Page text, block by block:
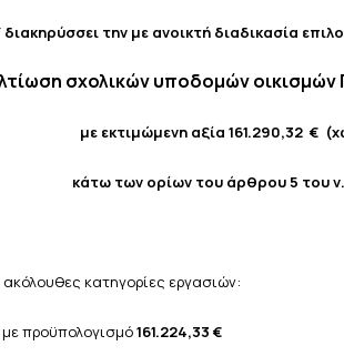
την με ανοικτή διαδικασία
σχολικών υποδομών οικισμών
με εκτιμώμενη αξία 161.290,32 €
κάτω των ορίων του άρθρου 5 του
κατηγορίες εργασιών:
προϋπολογισμό161.224,33 €